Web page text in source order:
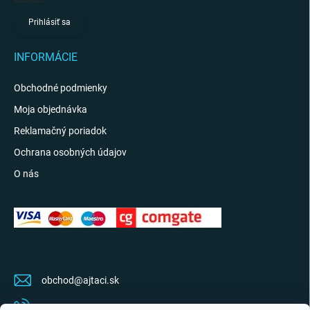
Prihlásiť sa
INFORMÁCIE
Obchodné podmienky
Moja objednávka
Reklamačný poriadok
Ochrana osobných údajov
O nás
obchod@ajtaci.sk
0904 07 34 34